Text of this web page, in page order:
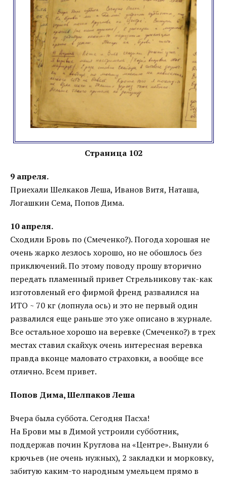
Страница 102
9 апреля.
Приехали Шелкаков Леша, Иванов Витя, Наташа,
Логашкин Сема, Попов Дима.
10 апреля.
Сходили Бровь по (Смеченко?). Погода хорошая не
очень жарко лезлось хорошо, но не обошлось без
приключений. По этому поводу прошу вторично
передать пламенный привет Стрельникову так-как
изготовленый его фирмой френд развалился на
ИТО ~ 70 кг (лопнула ось) и это не первый один
развалился еще раньше это уже описано в журнале.
Все остальное хорошо на веревке (Смеченко?) в трех
местах ставил скайхук очень интересная веревка
правда вконце маловато страховки, а вообще все
отлично. Всем привет.
Попов Дима, Шелпаков Леша
Вчера была суббота. Сегодня Пасха!
На Брови мы в Димой устроили субботник,
поддержав почин Круглова на «Центре». Вынули 6
крючьев (не очень нужных), 2 закладки и морковку,
забитую каким-то народным умельцем прямо в